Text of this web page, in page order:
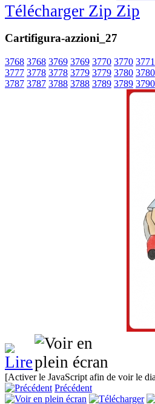
Télécharger Zip
Cartifigura-azzioni_27
3768 3768 3769 3769 3770 3770 3771
3777 3778 3778 3779 3779 3780 3780
3787 3787 3788 3788 3789 3789 3790
[Activer le JavaScript afin de voir le
Précédent